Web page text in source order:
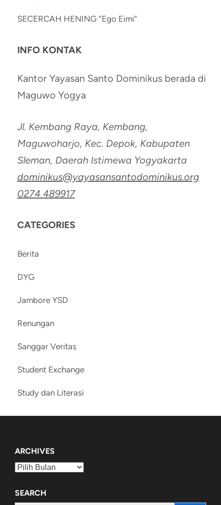
SECERCAH HENING “Ego Eimi”
INFO KONTAK
Kantor Yayasan Santo Dominikus berada di
Maguwo Yogya
Jl. Kembang Raya, Kembang,
Maguwoharjo, Kec. Depok, Kabupaten
Sleman, Daerah Istimewa Yogyakarta
dominikus@yayasansantodominikus.org
0274 489917
CATEGORIES
Berita
DYG
Jambore YSD
Renungan
Sanggar Veritas
Student Exchange
Study dan Literasi
ARCHIVES
Archives
SEARCH